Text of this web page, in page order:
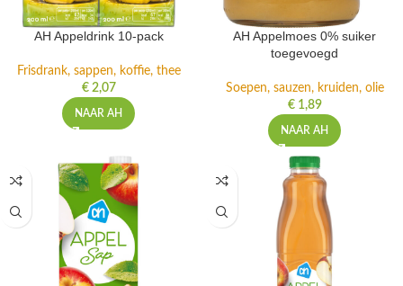
AH Appeldrink 10-pack
Frisdrank, sappen, koffie, thee
€2,07
NAAR AH
AH Appelmoes 0% suiker
toegevoegd
Soepen, sauzen, kruiden, olie
€1,89
NAAR AH